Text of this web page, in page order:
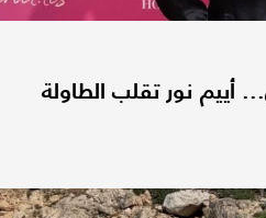
أييم نور تقلب الطاولة